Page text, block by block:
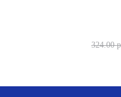
324.00